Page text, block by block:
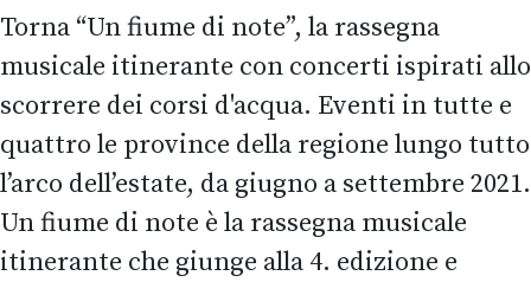
Torna “Un fiume di note”, la rassegna
musicale itinerante con concerti ispirati allo
scorrere dei corsi d'acqua. Eventi in tutte e
quattro le province della regione lungo tutto
l’arco dell’estate, da giugno a settembre 2021.
Un fiume di note è la rassegna musicale
itinerante che giunge alla 4. edizione e